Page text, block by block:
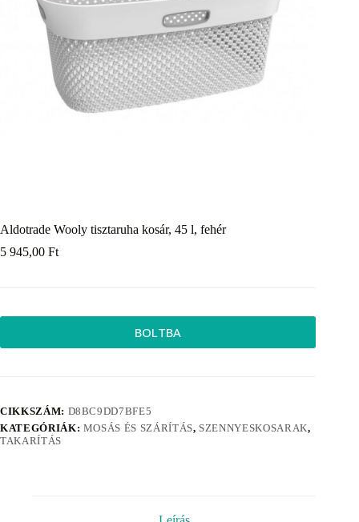
Aldotrade Wooly tisztaruha kosár, 45 l, fehér
5 945,00 Ft
BOLTBA
CIKKSZÁM: D8BC9DD7BFE5
KATEGÓRIÁK: MOSÁS ÉS SZÁRÍTÁS, SZENNYESKOSARAK,
TAKARÍTÁS